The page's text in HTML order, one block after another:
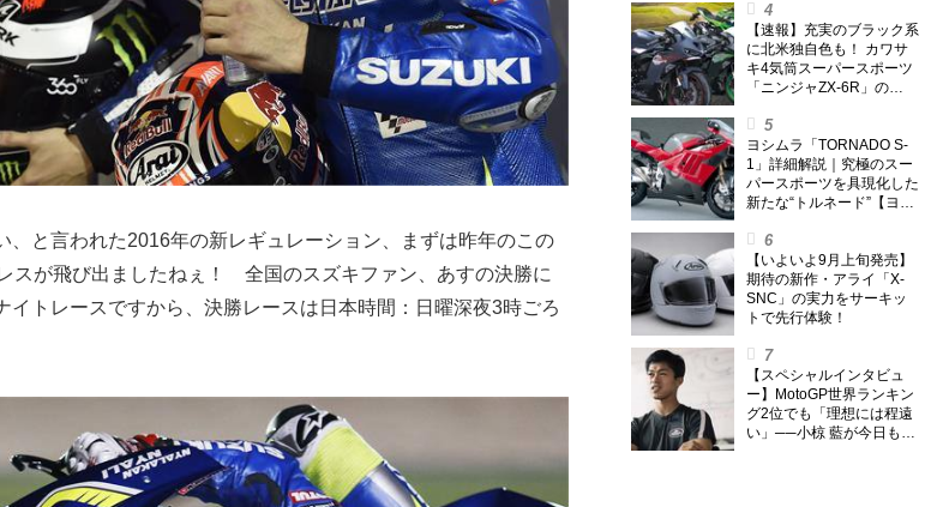
トを試してみた〈若林浩志
のスーパー・カブカブ・ダ
イアリーズ Vol.385〉
【速報】充実のブラック系
に北米独自色も！ カワサ
キ4気筒スーパースポーツ
「ニンジャZX-6R」の
筒ニンジャも出たよ【海
外】
ヨシムラ「TORNADO S-
1」詳細解説｜究極のスー
パースポーツを具現化した
新たな“トルネード”【ヨシ
【いよいよ9月上旬発売】
期待の新作・アライ「X-
SNC」の実力をサーキッ
トで先行体験！
【スペシャルインタビュ
ー】MotoGP世界ランキン
グ2位でも「理想には程遠
い」──小椋 藍が今日も走
、と言われた2016年の新レギュレーション、まずは昨年のこの
スが飛び出ましたねぇ！ 全国のスズキファン、あすの決勝に
トレースですから、決勝レースは日本時間：日曜深夜3時ごろ